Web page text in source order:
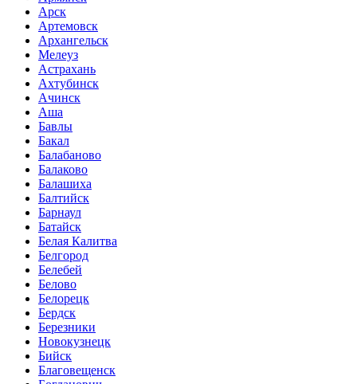
Арск
Артемовск
Архангельск
Мелеуз
Астрахань
Ахтубинск
Ачинск
Аша
Бавлы
Бакал
Балабаново
Балаково
Балашиха
Балтийск
Барнаул
Батайск
Белая Калитва
Белгород
Белебей
Белово
Белорецк
Бердск
Березники
Новокузнецк
Бийск
Благовещенск